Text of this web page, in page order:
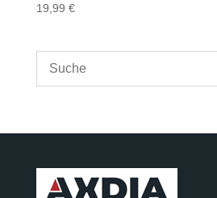
19,99 €